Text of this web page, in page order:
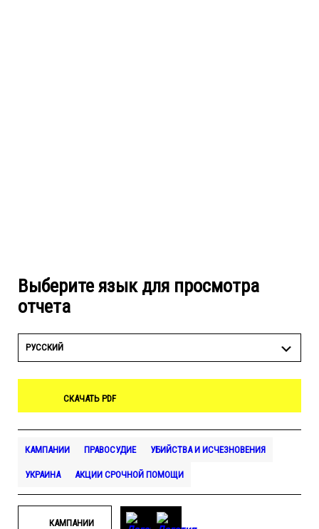
Выберите язык для просмотра
отчета
РУССКИЙ
СКАЧАТЬ PDF
КАМПАНИИ ПРАВОСУДИЕ УБИЙСТВА И ИСЧЕЗНОВЕНИЯ
УКРАИНА АКЦИИ СРОЧНОЙ ПОМОЩИ
КАМПАНИИ